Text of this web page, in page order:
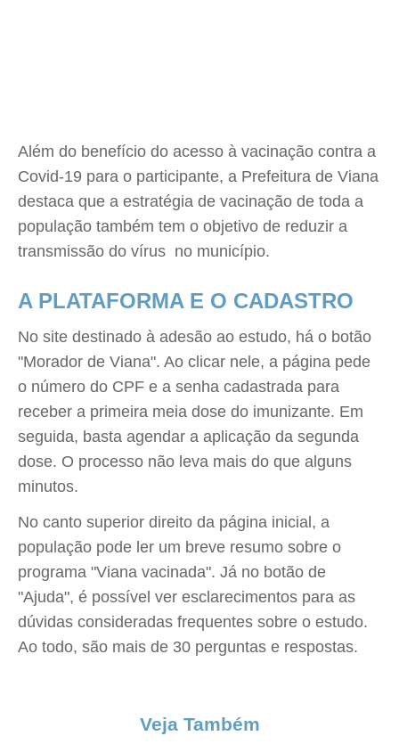
Além do benefício do acesso à vacinação contra a
Covid-19 para o participante, a Prefeitura de Viana
destaca que a estratégia de vacinação de toda a
população também tem o objetivo de reduzir a
transmissão do vírus no município.
A PLATAFORMA E O CADASTRO
No site destinado à adesão ao estudo, há o botão
"Morador de Viana". Ao clicar nele, a página pede
o número do CPF e a senha cadastrada para
receber a primeira meia dose do imunizante. Em
seguida, basta agendar a aplicação da segunda
dose. O processo não leva mais do que alguns
minutos.
No canto superior direito da página inicial, a
população pode ler um breve resumo sobre o
programa "Viana vacinada". Já no botão de
"Ajuda", é possível ver esclarecimentos para as
dúvidas consideradas frequentes sobre o estudo.
Ao todo, são mais de 30 perguntas e respostas.
Veja Também